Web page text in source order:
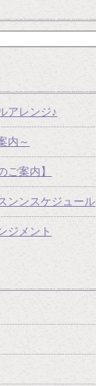
アレンジ♪
内～
ご案内】
ンンスケジュール
ジメント